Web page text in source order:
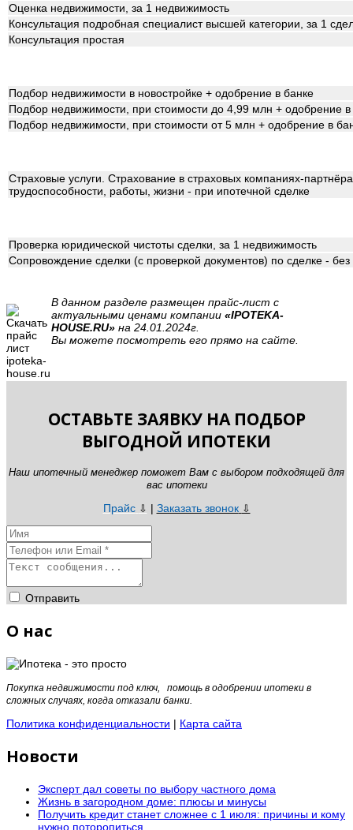
Оценка недвижимости, за 1 недвижимость
Консультация подробная специалист высшей категории, за 1
Консультация простая
Подбор недвижимости в новостройке + одобрение в банке
Подбор недвижимости, при стоимости до 4,99 млн + одобрение в
Подбор недвижимости, при стоимости от 5 млн + одобрение в
Страховые услуги. Страхование в страховых компаниях-
трудоспособности, работы, жизни - при ипотечной сделке
Проверка юридической чистоты сделки, за 1 недвижимость
Сопровождение сделки (с проверкой документов) по сделке -
В данном разделе размещен прайс-лист с
актуальными ценами компании «IPOTEKA-
HOUSE.RU» на 24.01.2024г.
Вы можете посмотреть его прямо на сайте.
ОСТАВЬТЕ ЗАЯВКУ НА ПОДБОР
ВЫГОДНОЙ ИПОТЕКИ
Наш ипотечный менеджер поможет Вам с выбором подходящей для
вас ипотеки
Прайс ⇩ | Заказать звонок ⇩
Отправить
О нас
Покупка недвижимости под ключ, помощь в одобрении ипотеки в
сложных случаях, когда отказали банки.
Политика конфиденциальности | Карта сайта
Новости
Эксперт дал советы по выбору частного дома
Жизнь в загородном доме: плюсы и минусы
Получить кредит станет сложнее с 1 июля: причины и кому
нужно поторопиться